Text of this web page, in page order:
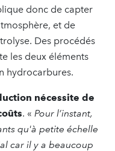
donc de capter
et de
Des procédés
les deux éléments
hydrocarbures.
nécessite de
. « Pour l’instant,
qu'à petite échelle
car il y a beaucoup